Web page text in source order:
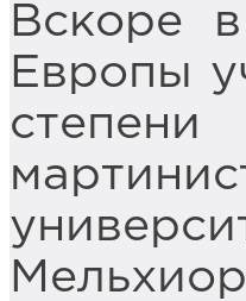
Вскоре
Европы